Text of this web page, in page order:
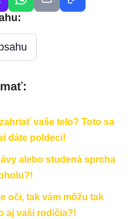
vaše telo? Toto sa
dáte poldeci!
alebo studená sprcha
oči, tak vám môžu tak
aj vaši rodičia?!